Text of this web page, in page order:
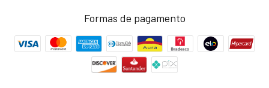
Formas de pagamento